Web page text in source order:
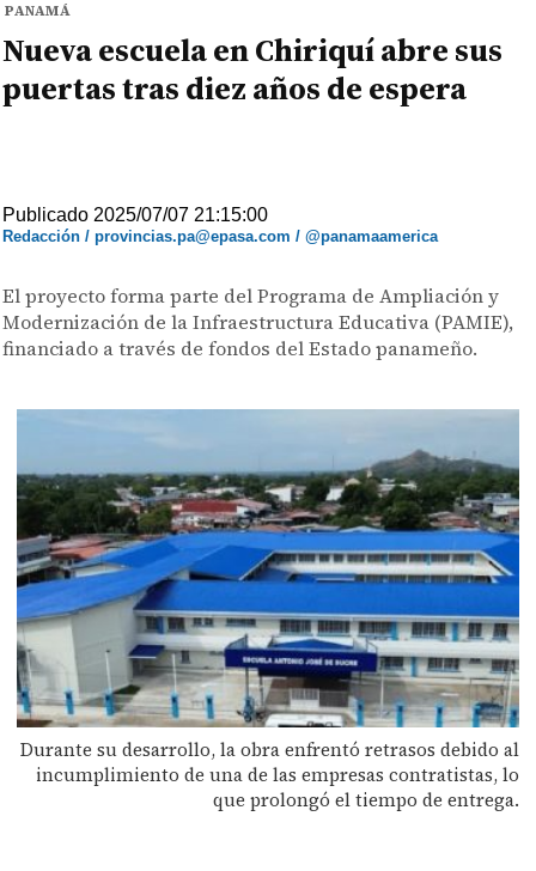
PANAMÁ
Nueva escuela en Chiriquí abre sus
puertas tras diez años de espera
Publicado 2025/07/07 21:15:00
Redacción / provincias.pa@epasa.com / @panamaamerica
El proyecto forma parte del Programa de Ampliación y
Modernización de la Infraestructura Educativa (PAMIE),
financiado a través de fondos del Estado panameño.
Durante su desarrollo, la obra enfrentó retrasos debido al
incumplimiento de una de las empresas contratistas, lo
que prolongó el tiempo de entrega.